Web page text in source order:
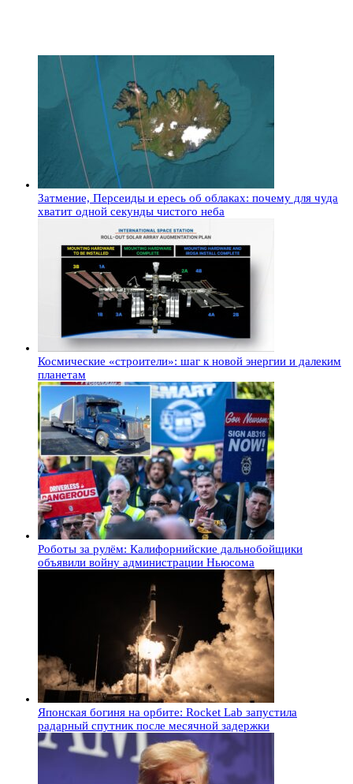
Затмение, Персеиды и ересь об облаках: почему для чуда
хватит одной секунды чистого неба
Космические «строители»: шаг к новой энергии и далеким
планетам
Роботы за рулём: Калифорнийские дальнобойщики
объявили войну администрации Ньюсома
Японская богиня на орбите: Rocket Lab запустила
радарный спутник после месячной задержки